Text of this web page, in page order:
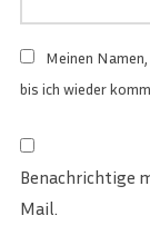
Meinen
bis ich wieder
Benachrichtige
Mail.